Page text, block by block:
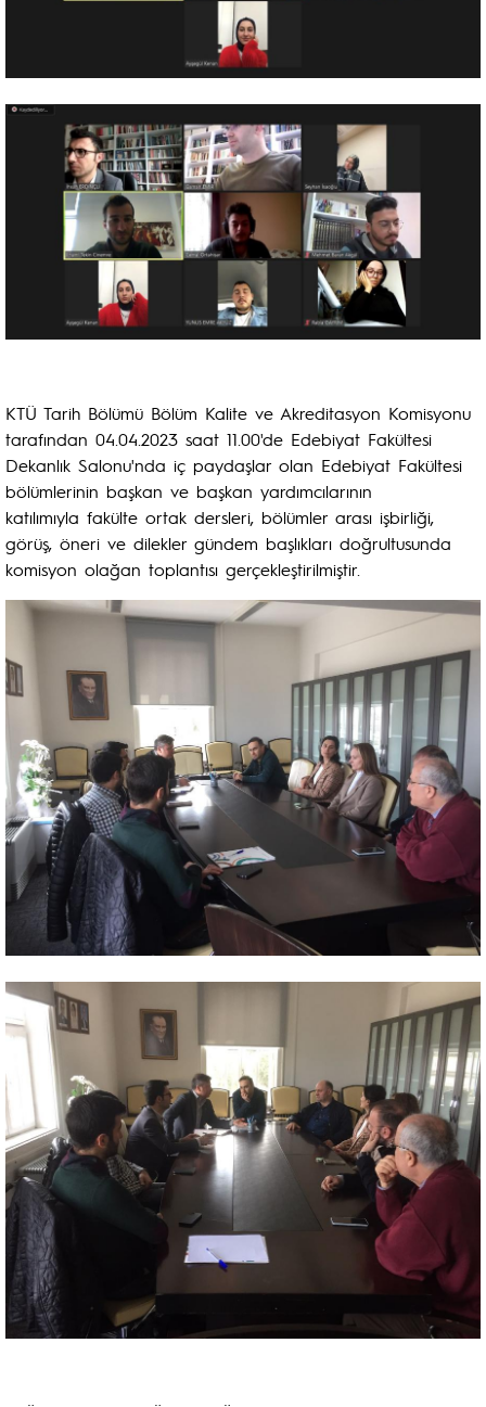
KTÜ Tarih Bölümü Bölüm Kalite ve Akreditasyon Komisyonu
tarafından 04.04.2023 saat 11.00'de Edebiyat Fakültesi
Dekanlık Salonu'nda iç paydaşlar olan Edebiyat Fakültesi
bölümlerinin başkan ve başkan yardımcılarının
katılımıyla fakülte ortak dersleri, bölümler arası işbirliği,
görüş, öneri ve dilekler gündem başlıkları doğrultusunda
komisyon olağan toplantısı gerçekleştirilmiştir.